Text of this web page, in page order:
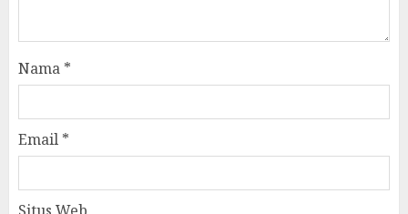
Nama *
Email *